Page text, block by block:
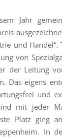
Jahr
und Handel“.
von
der Leitung
Das eigens
und
mit jeder
Platz ging
In